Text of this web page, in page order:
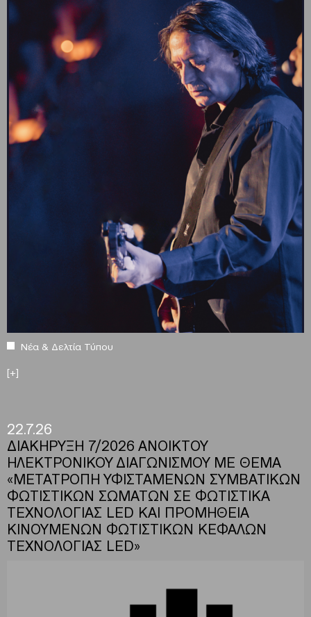
Νέα & Δελτία Τύπου
[+]
22.7.26
ΔΙΑΚΗΡΥΞΗ 7/2026 ΑΝΟΙΚΤΟΥ
ΗΛΕΚΤΡΟΝΙΚΟΥ ΔΙΑΓΩΝΙΣΜΟΥ ΜΕ ΘΕΜΑ
«ΜΕΤΑΤΡΟΠΗ ΥΦΙΣΤΑΜΕΝΩΝ ΣΥΜΒΑΤΙΚΩΝ
ΦΩΤΙΣΤΙΚΩΝ ΣΩΜΑΤΩΝ ΣΕ ΦΩΤΙΣΤΙΚΑ
ΤΕΧΝΟΛΟΓΙΑΣ LED ΚΑΙ ΠΡΟΜΗΘΕΙΑ
ΚΙΝΟΥΜΕΝΩΝ ΦΩΤΙΣΤΙΚΩΝ ΚΕΦΑΛΩΝ
ΤΕΧΝΟΛΟΓΙΑΣ LED»